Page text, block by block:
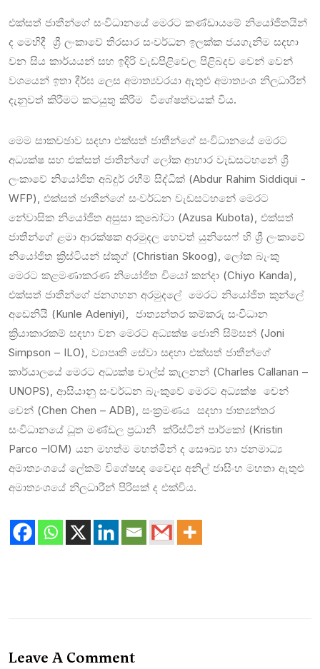
එක්සත් ජාතීන්ගේ සංවිධානයේ මෙරට කණ්ඩායමේ නියෝජිතයින්
ද මෙහිදී ශ්‍රී ලංකාවේ තිරසාර සංවර්ධන ඉලක්ක ජයගැනිම සදහා
වන සිය කාර්යයන් සහ ඉදිරි වැඩපිළිවෙල පිළිබදව වෙන් වෙන්
වශයෙන් ඉතා දීර්ඝ ලෙස අමාත්‍යවරයා ඇතුළු අමාත්‍යංශ නිලධාරීන්
දැනුවත් කිරීමට කටයුතු කිරිම විශේෂත්වයක් විය.
මෙම සාකචඡාව සදහා එක්සත් ජාතීන්ගේ සංවිධාන‌යේ මෙරට
අධ්‍යක්ෂ සහ එක්සත් ජාතීන්ගේ ලෝක ආහාර වැඩසටහනේ ශ්‍රී
ලංකාවේ නියෝජිත අබ්දුර් රහීම් සිද්ධික් (Abdur Rahim Siddiqui -
WFP), එක්සත් ජාතීන්ගේ සංවර්ධන වැඩසටහනේ මෙරට
නේවාසික නියෝජිත අසුසා කුබෝටා (Azusa Kubota), එක්සත්
ජාතීන්ගේ ළමා ආරක්ෂක අරමුදල හෙවත් යුනිසෙෆ් හි ශ්‍රී ලංකාවේ
නියෝජිත ක්‍රිස්ටියන් ස්කූග් (Christian Skoog), ලෝක බැංකු
මෙරට කළමණාකරණ නියෝජිත චියෝ කන්දා (Chiyo Kanda),
එක්සත් ජාතීන්ගේ ජනගහන අරමුදලේ මෙරට නියෝජිත කුන්ලේ
අඩෙනියි (Kunle Adeniyi), ජාත්‍යන්තර කම්කරු සංවිධාන
ක්‍රියාකාරකම් සඳහා වන මෙරට අධ්‍යක්ෂ ජොනි සිම්සන් (Joni
Simpson – ILO), ව්‍යාපෘති සේවා සඳහා එක්සත් ජාතීන්ගේ
කාර්යාලයේ මෙරට අධ්‍යක්ෂ චාල්ස් කැලනන් (Charles Callanan –
UNOPS), ආසියානු සංවර්ධන බැංකුවේ මෙරට අධ්‍යක්ෂ චෙන්
චෙන් (Chen Chen – ADB), සංක්‍රමණය සදහා ජාත්‍යන්තර
සංවිධානයේ ධූත මණ්ඩල ප්‍රධානී ක්රිස්ටින් පාර්කෝ (Kristin
Parco –IOM) යන මහත්ම මහත්මීන් ද සෞඛ්‍ය හා ජනමාධ්‍ය
අමාත්‍යංශයේ ලේකම් විශේෂඥ වෛද්‍ය අනිල් ජාසිංහ මහතා ඇතුළු
අමාත්‍යංශයේ නිලධාරීන් පිරිසක් ද එක්විය.
Leave A Comment